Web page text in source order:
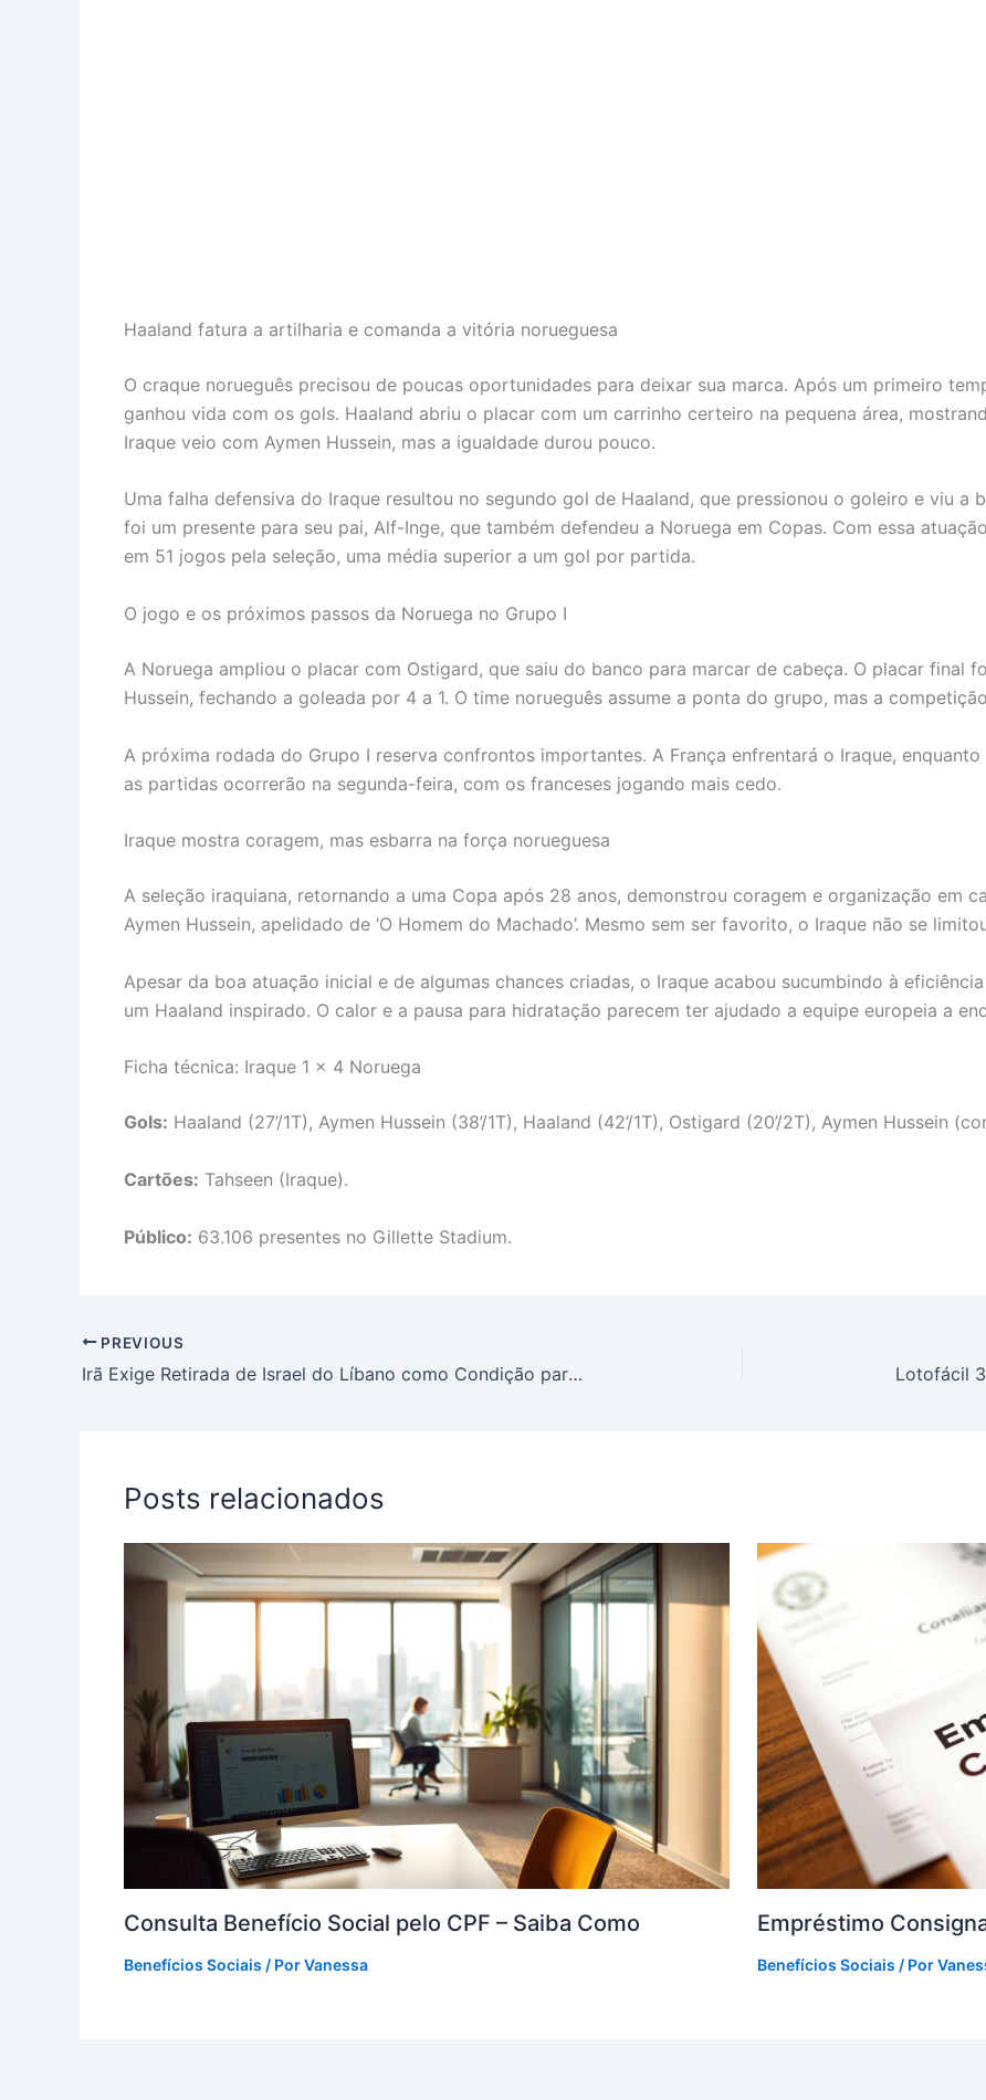
Haaland fatura a artilharia e comanda a vitória norueguesa
O craque norueguês precisou de poucas oportunidades para deixar sua marca. Após um primeiro
ganhou vida com os gols. Haaland abriu o placar com um carrinho certeiro na pequena área,
Iraque veio com Aymen Hussein, mas a igualdade durou pouco.
Uma falha defensiva do Iraque resultou no segundo gol de Haaland, que pressionou o goleiro e viu a
foi um presente para seu pai, Alf-Inge, que também defendeu a Noruega em Copas. Com essa
em 51 jogos pela seleção, uma média superior a um gol por partida.
O jogo e os próximos passos da Noruega no Grupo I
A Noruega ampliou o placar com Ostigard, que saiu do banco para marcar de cabeça. O placar final
Hussein, fechando a goleada por 4 a 1. O time norueguês assume a ponta do grupo, mas a
A próxima rodada do Grupo I reserva confrontos importantes. A França enfrentará o Iraque,
as partidas ocorrerão na segunda-feira, com os franceses jogando mais cedo.
Iraque mostra coragem, mas esbarra na força norueguesa
A seleção iraquiana, retornando a uma Copa após 28 anos, demonstrou coragem e organização em
Aymen Hussein, apelidado de ‘O Homem do Machado’. Mesmo sem ser favorito, o Iraque não se
Apesar da boa atuação inicial e de algumas chances criadas, o Iraque acabou sucumbindo à
um Haaland inspirado. O calor e a pausa para hidratação parecem ter ajudado a equipe europeia a
Ficha técnica: Iraque 1 x 4 Noruega
Gols: Haaland (27’/1T), Aymen Hussein (38’/1T), Haaland (42’/1T), Ostigard (20’/2T), Aymen Hussein
Cartões: Tahseen (Iraque).
Público: 63.106 presentes no Gillette Stadium.
PREVIOUS
Irã Exige Retirada de Israel do Líbano como Condição para Fim da Guerra, Diz Chanceler Araghchi
Posts relacionados
Consulta Benefício Social pelo CPF – Saiba Como
Benefícios Sociais / PorVanessa
Empréstimo
Benefícios Sociais / Por